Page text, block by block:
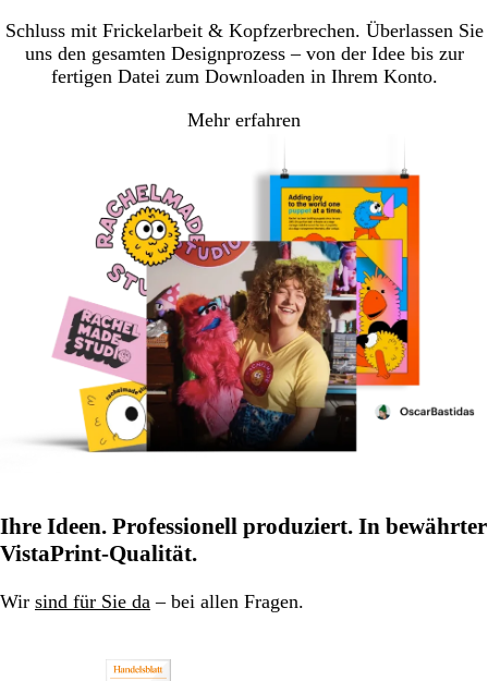
Schluss mit Frickelarbeit & Kopfzerbrechen. Überlassen Sie
uns den gesamten Designprozess – von der Idee bis zur
fertigen Datei zum Downloaden in Ihrem Konto.
Mehr erfahren
Ihre Ideen. Professionell produziert. In bewährter
VistaPrint-Qualität.
Wir sind für Sie da – bei allen Fragen.